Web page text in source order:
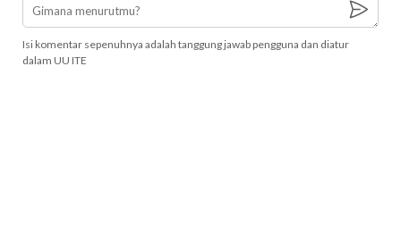
Isi komentar sepenuhnya adalah tanggung jawab pengguna dan diatur
dalam UU ITE